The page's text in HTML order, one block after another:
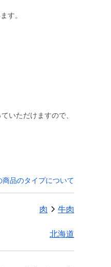
す。
いただけますので、
商品のタイプについて
肉 牛肉
北海道